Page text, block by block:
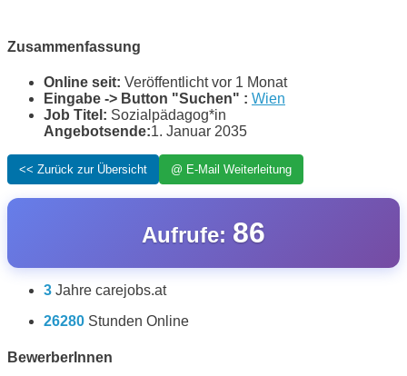
Zusammenfassung
Online seit: Veröffentlicht vor 1 Monat
Eingabe -> Button "Suchen" : Wien
Job Titel: Sozialpädagog*in
Angebotsende:1. Januar 2035
Aufrufe: 86
3 Jahre carejobs.at
26280 Stunden Online
BewerberInnen